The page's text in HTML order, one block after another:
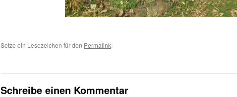
Setze ein Lesezeichen für den Permalink.
Schreibe einen Kommentar